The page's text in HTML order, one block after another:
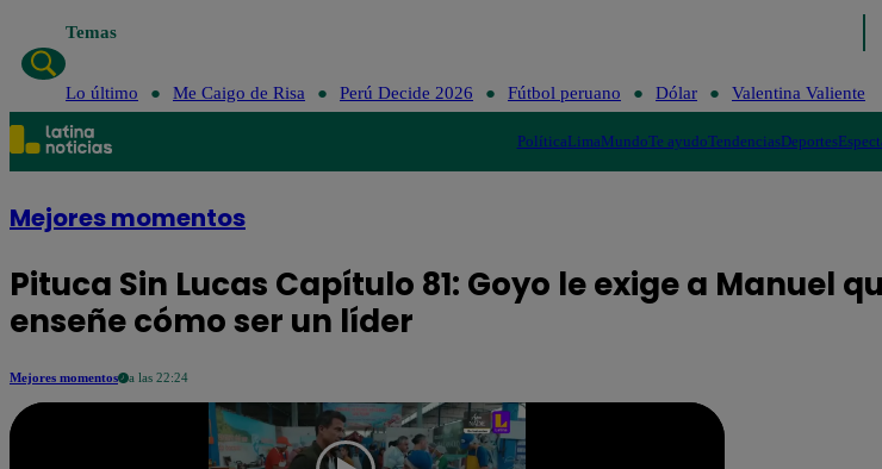
Temas Me
Lo último Me Caigo de Risa Perú Decide 2026 Fútbol peruano Dólar Valentina Valiente
PolíticaLimaMundoTe ayudoTendenciasDeportes
Mejores momentos
Pituca Sin Lucas Capítulo 81: Goyo le exige a Manuel
enseñe cómo ser un líder
Mejores momentos a las 22:24